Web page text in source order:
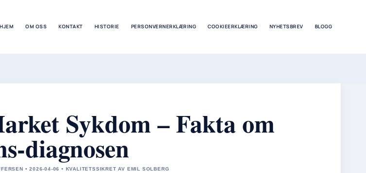
HJEM OM OSS KONTAKT HISTORIE PERSONVERNERKLÆRING COOKIEERKLÆRING NYHETSBREV BLOGG
Sykdom – Fakta om
diagnosen
• 2026-04-06 • KVALITETSSIKRET AV EMIL SOLBERG